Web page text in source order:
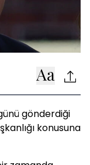
gönderdiği
konusuna